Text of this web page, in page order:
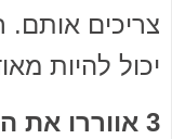
צריכים אותם.
יכול להיות
3 אווררו את החדרים בתדירות